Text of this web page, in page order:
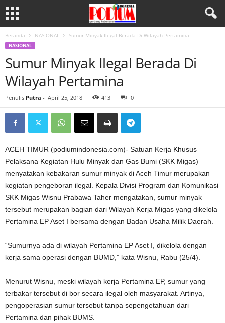
Beranda NASIONAL Sumur Minyak Ilegal Berada Di Wilayah Pertamina
NASIONAL
Sumur Minyak Ilegal Berada Di
Wilayah Pertamina
Penulis Putra - April 25, 2018 413 0
ACEH TIMUR (podiumindonesia.com)- Satuan Kerja Khusus
Pelaksana Kegiatan Hulu Minyak dan Gas Bumi (SKK Migas)
menyatakan kebakaran sumur minyak di Aceh Timur merupakan‎
kegiatan pengeboran ilegal. Kepala Divisi Program dan Komunikasi
SKK Migas Wisnu Prabawa Taher mengatakan, sumur minyak
tersebut merupakan bagian dari Wilayah Kerja Migas yang dikelola
Pertamina EP Aset I bersama dengan Badan Usaha Milik Daerah.
“Sumurnya ada di wilayah Pertamina EP Aset I, dikelola dengan
kerja sama operasi dengan BUMD,” kata Wisnu, Rabu (25/4).
Menurut Wisnu, meski wilayah kerja Pertamina EP, sumur yang
terbakar tersebut di bor secara ilegal oleh masyarakat. Artinya,
pengoperasian sumur tersebut tanpa sepengetahuan dari
Pertamina dan pihak BUMS.